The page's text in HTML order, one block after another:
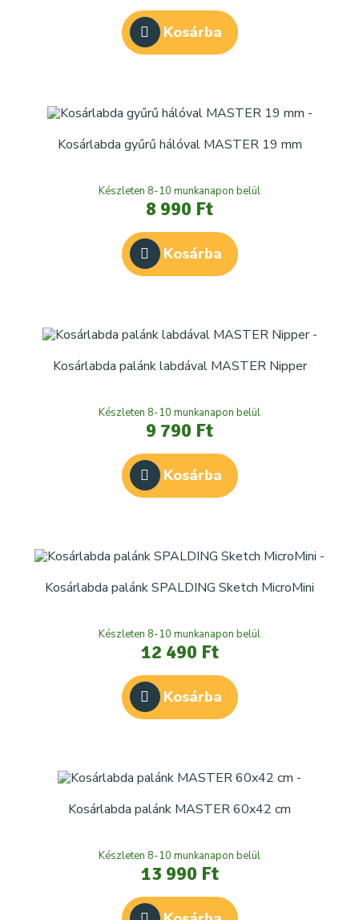
Kosárba
Kosárlabda gyűrű hálóval MASTER 19 mm
Készleten 8-10 munkanapon belül
8 990 Ft
Kosárba
Kosárlabda palánk labdával MASTER Nipper
Készleten 8-10 munkanapon belül
9 790 Ft
Kosárba
Kosárlabda palánk SPALDING Sketch MicroMini
Készleten 8-10 munkanapon belül
12 490 Ft
Kosárba
Kosárlabda palánk MASTER 60x42 cm
Készleten 8-10 munkanapon belül
13 990 Ft